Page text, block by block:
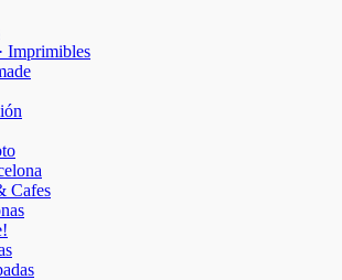
Imprimibles
Cafes